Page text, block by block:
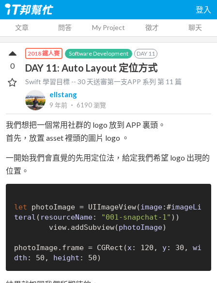
登入
文章 問答 My Project 徵才 聊天
2018 鐵人賽 Software Development DAY 11
DAY 11: Auto Layout 定位方式
Swift 學習目標 -- 30 天送審第一支APP 系列 第 11 篇
ellstang
9 年前 ‧ 6190瀏覽
0
我們想把一個常用社群的 logo 放到 APP 裏頭。
首先，放置 asset 裡頭的圖片 logo 。
一開始我們會直覺的先用定位法，給定我們希望 logo 出現的
位置。
let photoImage = UIImageView(image:#imageLi
teral ( resourceName: "001-snapchat-1" ) )
        view.add
Subview(photoImage)
photoImage.frame = CGRect(x: 120, y: 30, wi
dth : 50, height : 50)